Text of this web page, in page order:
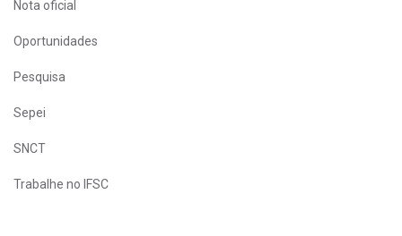
Nota oficial
Oportunidades
Pesquisa
Sepei
SNCT
Trabalhe no IFSC